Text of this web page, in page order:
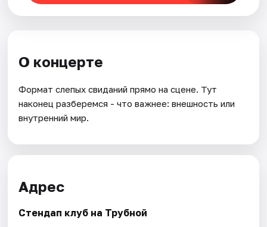
О концерте
Формат слепых свиданий прямо на сцене. Тут
наконец разберемся - что важнее: внешность или
внутренний мир.
Адрес
Стендап клуб на Трубной